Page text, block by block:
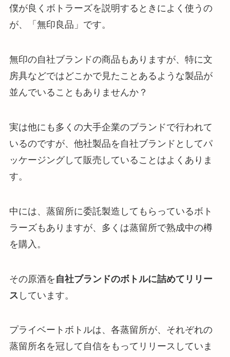
僕が良くボトラーズを説明するときによく使うの
が、「無印良品」です。
無印の自社ブランドの商品もありますが、特に文
房具などではどこかで見たことあるような製品が
並んでいることもありませんか？
実は他にも多くの大手企業のブランドで行われて
いるのですが、他社製品を自社ブランドとしてパ
ッケージングして販売していることはよくありま
す。
中には、蒸留所に委託製造してもらっているボト
ラーズもありますが、多くは蒸留所で熟成中の樽
を購入。
その原酒を 自社ブランドのボトルに詰めてリリー
ス しています。
プライベートボトルは、各蒸留所が、それぞれの
蒸留所名を冠して自信をもってリリースしていま